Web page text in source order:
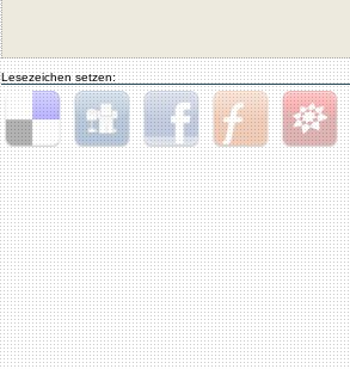
Lesezeichen setzen:
Delicious Digg Facebook Furl StudiVZ